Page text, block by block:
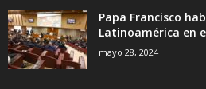
Papa Francisco
Latinoamérica en
mayo 28, 2024